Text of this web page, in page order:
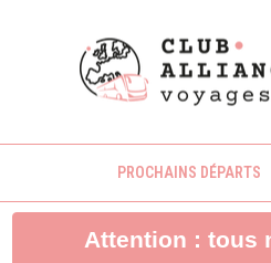
PROCHAINS DÉPARTS
Attention : tous